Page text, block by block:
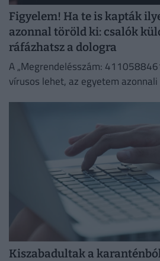
Figyelem! Ha te is kapták
azonnal töröld ki: csalók
ráfázhatsz a dologra
A „Megrendelésszám:
vírusos lehet, az egyetem
Kiszabadultak a